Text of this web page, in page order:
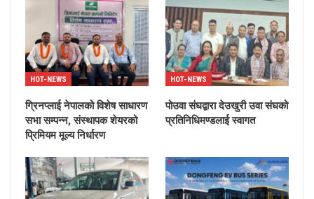
HOT-NEWS
ग्रिनप्लाई नेपालको विशेष साधारण
सभा सम्पन्न, संस्थापक शेयरको
प्रिमियम मूल्य निर्धारण
HOT-NEWS
पोउवा संघद्वारा देउखुरी उवा संघको
प्रतिनिधिमण्डलाई स्वागत